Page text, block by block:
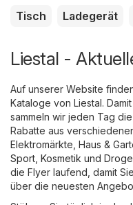
Tisch
Ladegerät
Liestal -
Auf unserer Website
Kataloge von Liestal.
sammeln wir jeden Tag
Rabatte aus
Elektromärkte Haus &
Sport Kosmetik und
die Flyer laufend, damit
über die neuesten